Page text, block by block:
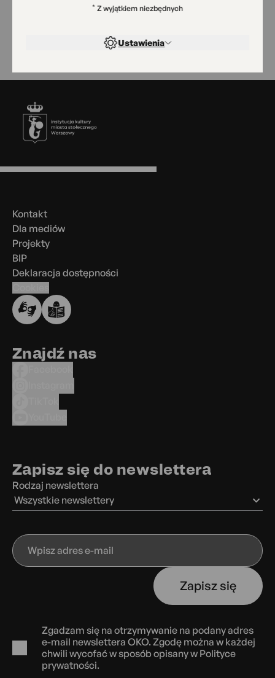
Ustawienia
* Z wyjątkiem niezbędnych
Sala widowiskowa
Stopka
Menu
Kontakt
Dla mediów
Projekty
BIP
Deklaracja dostępności
Znajdź nas
Zapisz się do newslettera
Rodzaj newslettera
Wszystkie newslettery
Wpisz
adres
Zapisz się
Zgadzam się na otrzymywanie na podany adres
e-mail newslettera OKO. Zgodę można w każdej
chwili wycofać w sposób opisany w Polityce
prywatności.